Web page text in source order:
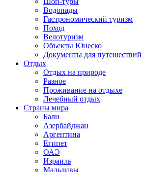
Водопады
Гастрономический туризм
Поход
Велотуризм
Объекты Юнеско
Документы для путешествий
Отдых
Отдых на природе
Разное
Проживание на отдыхе
Лечебный отдых
Страны мира
Бали
Азербайджан
Аргентина
Египет
ОАЭ
Израиль
Мальдивы